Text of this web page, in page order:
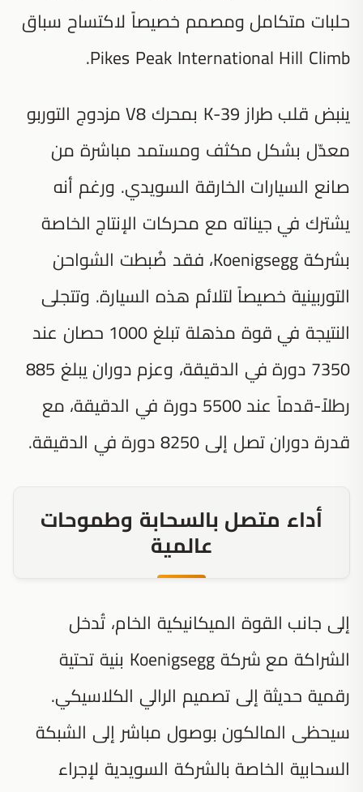
حلبات متكامل ومصمم خصيصاً لاكتساح سباق
Pikes Peak International Hill Climb.
ينبض قلب طراز K-39 بمحرك V8 مزدوج التوربو
معدّل بشكل مكثف ومستمد مباشرة من
صانع السيارات الخارقة السويدي. ورغم أنه
يشترك في جيناته مع محركات الإنتاج الخاصة
بشركة Koenigsegg، فقد ضُبطت الشواحن
التوربينية خصيصاً لتلائم هذه السيارة. وتتجلى
النتيجة في قوة مذهلة تبلغ 1000 حصان عند
7350 دورة في الدقيقة، وعزم دوران يبلغ 885
رطلاً-قدماً عند 5500 دورة في الدقيقة، مع
قدرة دوران تصل إلى 8250 دورة في الدقيقة.
أداء متصل بالسحابة وطموحات
عالمية
إلى جانب القوة الميكانيكية الخام، تُدخل
الشراكة مع شركة Koenigsegg بنية تحتية
رقمية حديثة إلى تصميم الرالي الكلاسيكي.
سيحظى المالكون بوصول مباشر إلى الشبكة
السحابية الخاصة بالشركة السويدية لإجراء